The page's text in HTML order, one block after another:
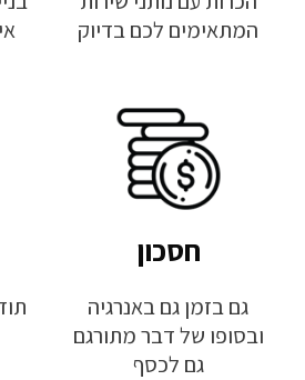
המתאימים לכם בדיוק
חסכון
גם בזמן גם באנרגיה
ובסופו של דבר מתורגם
גם לכסף